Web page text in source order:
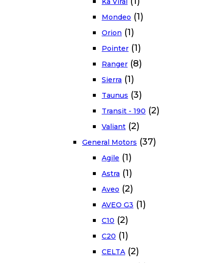
Mondeo (1)
Orion (1)
Pointer (1)
Ranger (8)
Sierra (1)
Taunus (3)
Transit - 190 (2)
Valiant (2)
General Motors (37)
Agile (1)
Astra (1)
Aveo (2)
AVEO G3 (1)
C10 (2)
C20 (1)
CELTA (2)